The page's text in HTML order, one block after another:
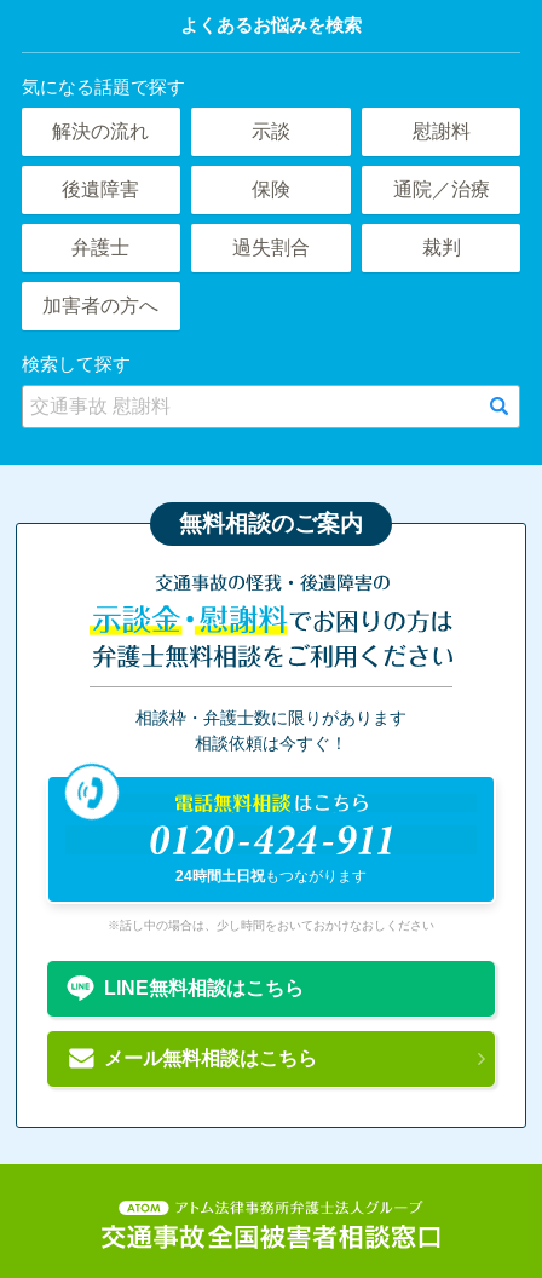
よくあるお悩みを検索
気になる話題で探す
解決の流れ 示談 慰謝料
後遺障害 保険 通院／治療
弁護士 過失割合 裁判
加害者の方へ
検索して探す
無料相談のご案内
交通事故の怪我・後遺障害の
示談金・慰謝料でお困りの方は
弁護士無料相談をご利用ください
相談枠・弁護士数に限りがあります
相談依頼は今すぐ！
電話無料相談はこちら
0120-424-911
24時間土日祝もつながります
※話し中の場合は、少し時間をおいておかけなおしください
LINE無料相談はこちら
メール無料相談はこちら